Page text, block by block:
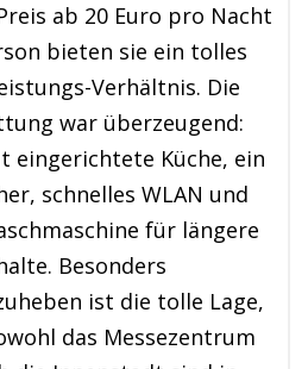
ab 20 Euro pro Nacht
bieten sie ein tolles
Verhältnis. Die
war überzeugend:
eingerichtete Küche, ein
schnelles WLAN und
für längere
Besonders
ist die tolle Lage,
das Messezentrum